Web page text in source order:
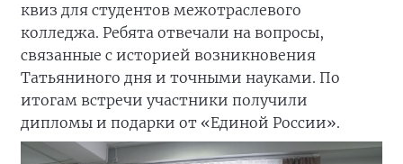
квиз для студентов межотраслевого
колледжа. Ребята отвечали на вопросы,
связанные с историей возникновения
Татьяниного дня и точными науками. По
итогам встречи участники получили
дипломы и подарки от «Единой России».